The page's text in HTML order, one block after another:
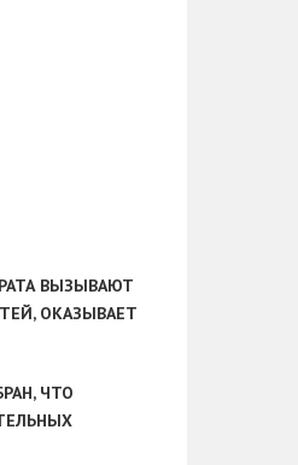
ВЫЗЫВАЮТ
ОКАЗЫВАЕТ
ЧТО